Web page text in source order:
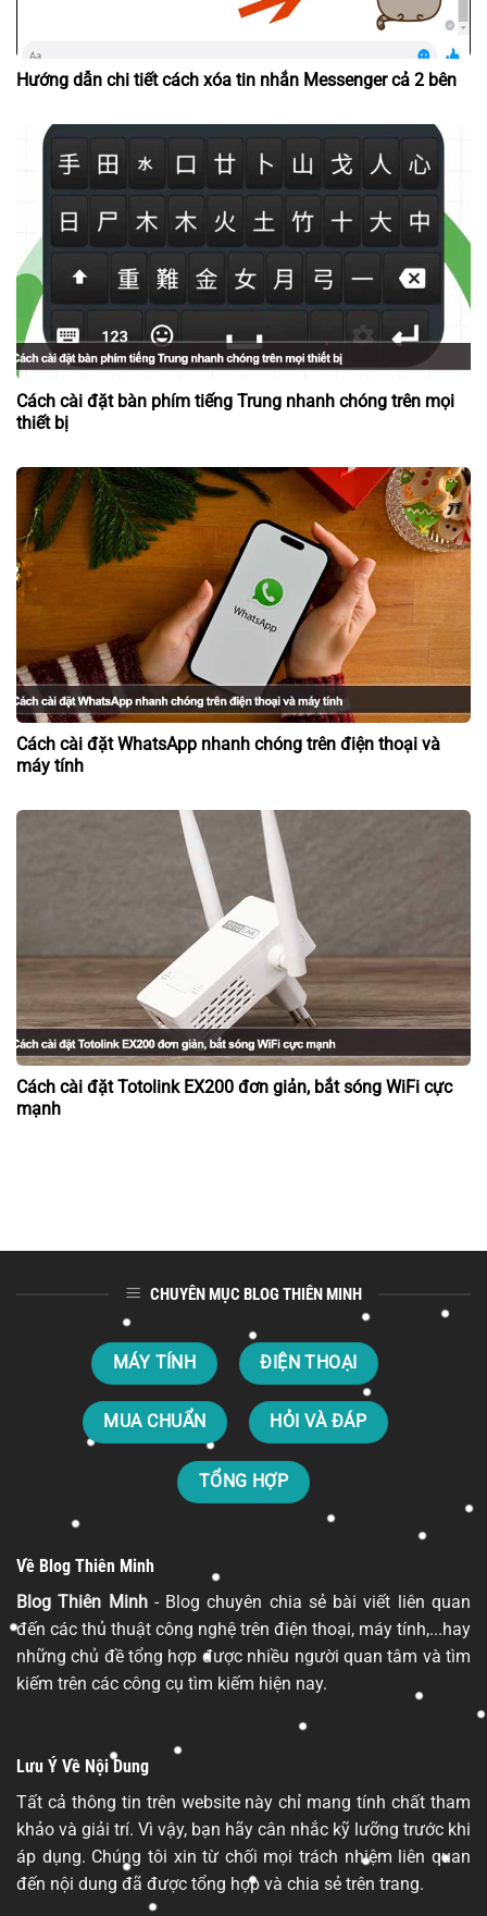
Hướng dẫn chi tiết cách xóa tin nhắn Messenger cả 2 bên
Cách cài đặt bàn phím tiếng Trung nhanh chóng trên mọi
thiết bị
Cách cài đặt WhatsApp nhanh chóng trên điện thoại và
máy tính
Cách cài đặt Totolink EX200 đơn giản, bắt sóng WiFi cực
mạnh
CHUYÊN MỤC BLOG THIÊN MINH
MÁY TÍNH ĐIỆN THOẠI
MUA CHUẨN HỎI VÀ ĐÁP
TỔNG HỢP
Về Blog Thiên Minh
Blog Thiên Minh- Blog chuyên chia sẻ bài viết liên quan
đến các thủ thuật công nghệ trên điện thoại, máy tính,...hay
những chủ đề tổng hợp được nhiều người quan tâm và tìm
kiếm trên các công cụ tìm kiếm hiện nay.
Lưu Ý Về Nội Dung
Tất cả thông tin trên website này chỉ mang tính chất tham
khảo và giải trí. Vì vậy, bạn hãy cân nhắc kỹ lưỡng trước khi
áp dụng. Chúng tôi xin từ chối mọi trách nhiệm liên quan
đến nội dung đã được tổng hợp và chia sẻ trên trang.